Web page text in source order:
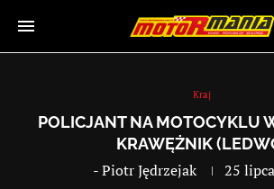
Kraj
POLICJANT NA MOTOCYKLU
KRAWĘŻNIK
-Piotr Jędrzejak 25